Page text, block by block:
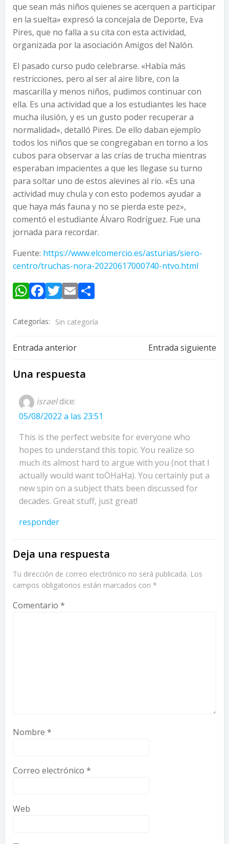
que sean más niños quienes se acerquen a participar
en la suelta» expresó la concejala de Deporte, Eva
Pires, que no falla a su cita con esta actividad,
organizada por la asociación Amigos del Nalón.
El pasado curso pudo celebrarse. «Había más
restricciones, pero al ser al aire libre, con la
mascarilla y menos niños, pudimos continuar con
ella. Es una actividad que a los estudiantes les hace
mucha ilusión, y es un gusto poder recuperar a
normalidad», detalló Pires. De ello daban ejemplo
todos los niños que se congregaban en torno a los
cubos para observar a las crías de trucha mientras
esperaban impacientes a que les llegase su turno
para soltar uno de estos alevines al río. «Es una
actividad muy chula y con esto podemos ayudar a
que haya más fauna y no se pierda este pez»,
comentó el estudiante Álvaro Rodríguez. Fue una
jornada para recordar.
Fuente: https://www.elcomercio.es/asturias/siero-
centro/truchas-nora-20220617000740-ntvo.html
WhatsApp
Facebook
Twitter
Email
Categorías: Sin categoría
Navegación
de
entradas
Entrada anterior
Navegación
Entrada siguiente
Una respuesta
israeldice:
05/08/2022 a las 23:51
This is the perfect website for everyone who
hopes to understand this topic. You realize so
much its almost hard to argue with you (not that I
actually would want toÖHaHa). You certainly put a
new spin on a subject thats been discussed for
decades. Great stuff, just great!
responder
Deja una respuesta
Tu dirección de correo electrónico no será publicada. Los
campos obligatorios están marcados con *
Comentario *
Nombre *
Correo electrónico *
Web